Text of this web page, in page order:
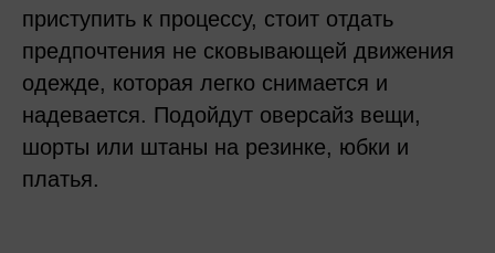
приступить к процессу, стоит отдать
предпочтения не сковывающей движения
одежде, которая легко снимается и
надевается. Подойдут оверсайз вещи,
шорты или штаны на резинке, юбки и
платья.